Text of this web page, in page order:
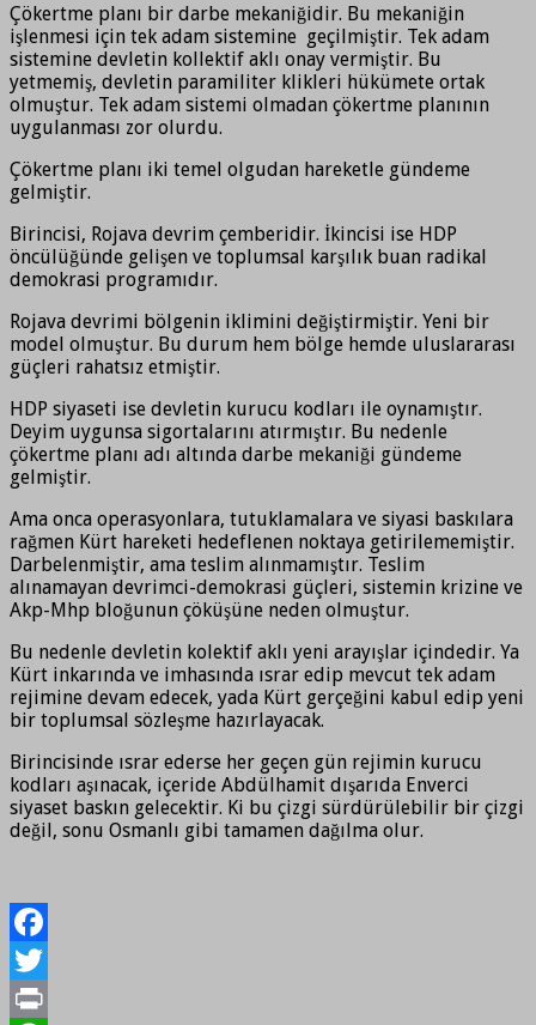
Çökertme planı bir darbe mekaniğidir. Bu mekaniğin
işlenmesi için tek adam sistemine geçilmiştir. Tek adam
sistemine devletin kollektif aklı onay vermiştir. Bu
yetmemiş, devletin paramiliter klikleri hükümete ortak
olmuştur. Tek adam sistemi olmadan çökertme planının
uygulanması zor olurdu.
Çökertme planı iki temel olgudan hareketle gündeme
gelmiştir.
Birincisi, Rojava devrim çemberidir. İkincisi ise HDP
öncülüğünde gelişen ve toplumsal karşılık buan radikal
demokrasi programıdır.
Rojava devrimi bölgenin iklimini değiştirmiştir. Yeni bir
model olmuştur. Bu durum hem bölge hemde uluslararası
güçleri rahatsız etmiştir.
HDP siyaseti ise devletin kurucu kodları ile oynamıştır.
Deyim uygunsa sigortalarını atırmıştır. Bu nedenle
çökertme planı adı altında darbe mekaniği gündeme
gelmiştir.
Ama onca operasyonlara, tutuklamalara ve siyasi baskılara
rağmen Kürt hareketi hedeflenen noktaya getirilememiştir.
Darbelenmiştir, ama teslim alınmamıştır. Teslim
alınamayan devrimci-demokrasi güçleri, sistemin krizine ve
Akp-Mhp bloğunun çöküşüne neden olmuştur.
Bu nedenle devletin kolektif aklı yeni arayışlar içindedir. Ya
Kürt inkarında ve imhasında ısrar edip mevcut tek adam
rejimine devam edecek, yada Kürt gerçeğini kabul edip yeni
bir toplumsal sözleşme hazırlayacak.
Birincisinde ısrar ederse her geçen gün rejimin kurucu
kodları aşınacak, içeride Abdülhamit dışarıda Enverci
siyaset baskın gelecektir. Ki bu çizgi sürdürülebilir bir çizgi
değil, sonu Osmanlı gibi tamamen dağılma olur.
Facebook
Twitter